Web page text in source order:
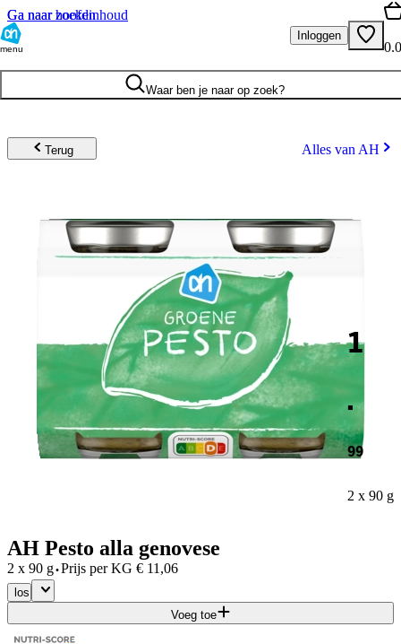
Ga naar hoofdinhoud
Ga naar zoeken
menu
Inloggen
Waar ben je naar op zoek?
Terug Alles van AH
1
.
99
2 x 90 g
AH Pesto alla genovese
2 x 90 g·Prijs per KG € 11,06
los
Voeg toe